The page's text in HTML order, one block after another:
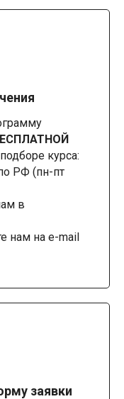
курса:
РФ (пн-пт
в
нам на e-mail
заявки